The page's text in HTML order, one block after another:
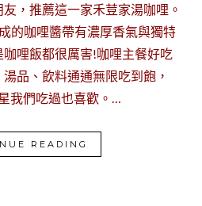
，推薦這一家禾荳家湯咖哩。
的咖哩醬帶有濃厚香氣與獨特
哩飯都很厲害!咖哩主餐好吃
品、飲料通通無限吃到飽，
我們吃過也喜歡。…
READING